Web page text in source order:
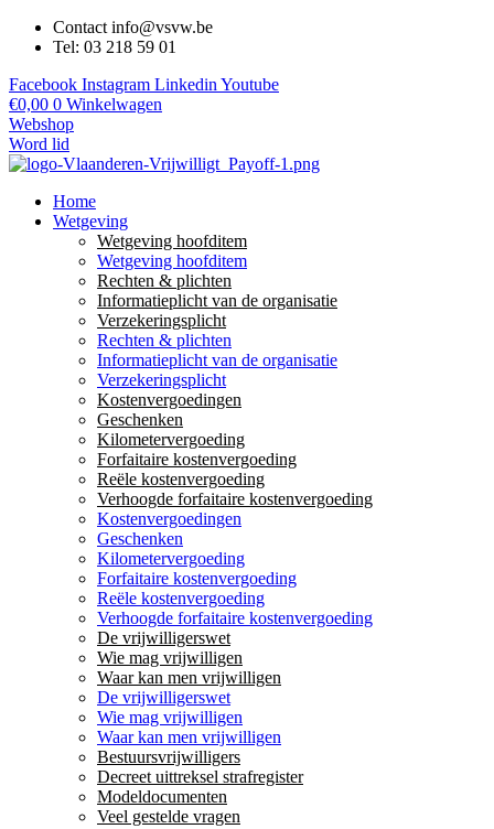
Contact info@vsvw.be
Tel: 03 218 59 01
Facebook Instagram Linkedin Youtube
€0,00 0 Winkelwagen
Webshop
Word lid
Home
Wetgeving
Wetgeving hoofditem
Wetgeving hoofditem
Rechten & plichten
Informatieplicht van de organisatie
Verzekeringsplicht
Rechten & plichten
Informatieplicht van de organisatie
Verzekeringsplicht
Kostenvergoedingen
Geschenken
Kilometervergoeding
Forfaitaire kostenvergoeding
Reële kostenvergoeding
Verhoogde forfaitaire kostenvergoeding
Kostenvergoedingen
Geschenken
Kilometervergoeding
Forfaitaire kostenvergoeding
Reële kostenvergoeding
Verhoogde forfaitaire kostenvergoeding
De vrijwilligerswet
Wie mag vrijwilligen
Waar kan men vrijwilligen
De vrijwilligerswet
Wie mag vrijwilligen
Waar kan men vrijwilligen
Bestuursvrijwilligers
Decreet uittreksel strafregister
Modeldocumenten
Veel gestelde vragen